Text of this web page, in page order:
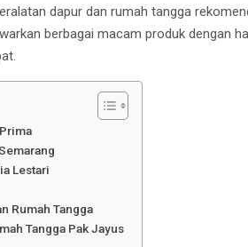
dapur dan rumah tangga
berbagai macam produk dengan
Lestari
Rumah Tangga
Tangga Pak Jayus